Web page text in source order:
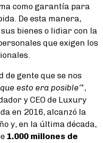
como garantía para
De esta manera,
bienes o lidiar con la
que exigen los
de gente que se nos
esto era posible’”,
y CEO de Luxury
en 2016, alcanzó la
y, en la última década,
1.000 millones de